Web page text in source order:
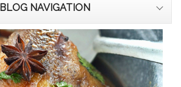
BLOG NAVIGATION